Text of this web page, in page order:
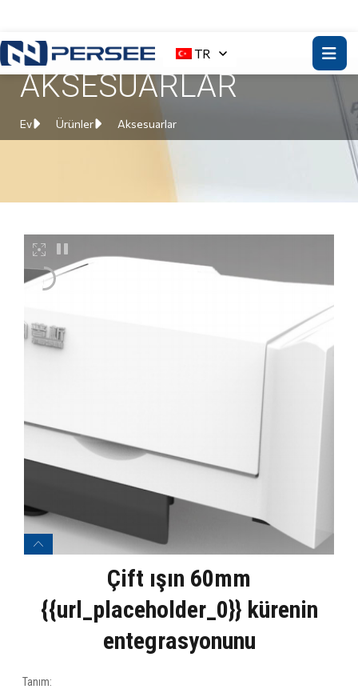
TR
AKSESUARLAR
Ev Ürünler Aksesuarlar
Çift ışın 60mm
{{url_placeholder_0}} kürenin
entegrasyonunu
Tanım: